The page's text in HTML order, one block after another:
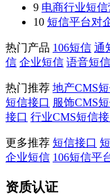
9 电商行业短
10 短信平台对
热门产品 106短信 通
信 企业短信 语音短信
热门推荐 地产CMS
短信接口 服饰CMS
接口 行业CMS短信
更多推荐 短信接口
企业短信 106短信平
资质认证